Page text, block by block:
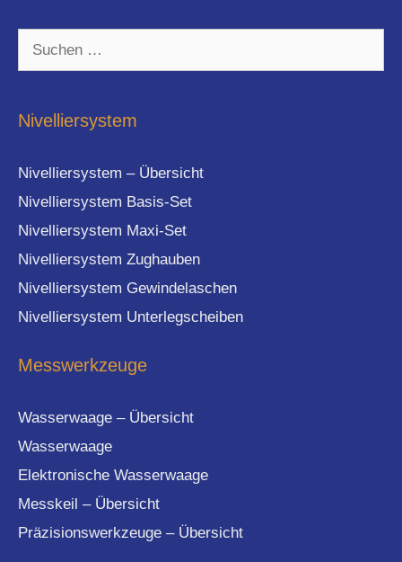
Suchen
Nivelliersystem
Nivelliersystem – Übersicht
Nivelliersystem Basis-Set
Nivelliersystem Maxi-Set
Nivelliersystem Zughauben
Nivelliersystem Gewindelaschen
Nivelliersystem Unterlegscheiben
Messwerkzeuge
Wasserwaage – Übersicht
Wasserwaage
Elektronische Wasserwaage
Messkeil – Übersicht
Präzisionswerkzeuge – Übersicht